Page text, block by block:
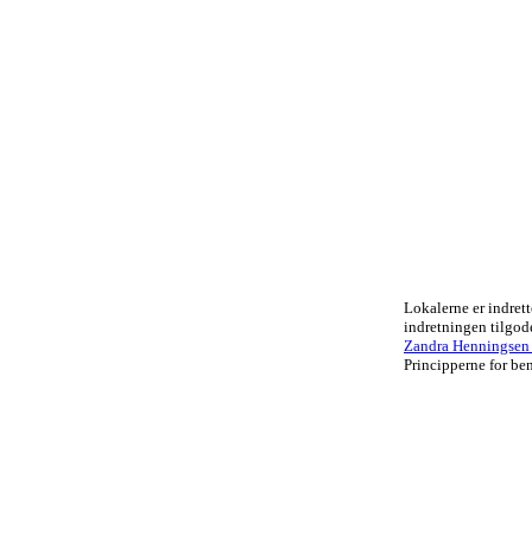
Lokalerne er
indretningen
Zandra Henningsen
Principperne for